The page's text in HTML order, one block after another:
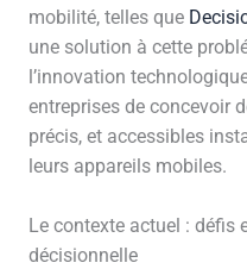
mobilité, telles que
une solution à cette
l’innovation
entreprises de concevoir
précis, et accessibles
leurs appareils mobiles.
Le contexte actuel :
décisionnelle